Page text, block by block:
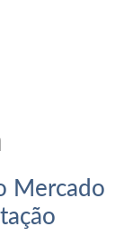
Mercado